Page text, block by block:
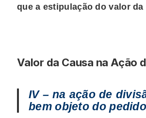
que a estipulação do valor
Valor da Causa na Ação
IV – na ação de
bem objeto do